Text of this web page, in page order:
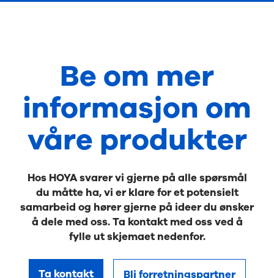
Be om mer
informasjon om
våre produkter
Hos HOYA svarer vi gjerne på alle spørsmål
du måtte ha, vi er klare for et potensielt
samarbeid og hører gjerne på ideer du ønsker
å dele med oss. Ta kontakt med oss ved å
fylle ut skjemaet nedenfor.
Ta kontakt Bli forretningspartner